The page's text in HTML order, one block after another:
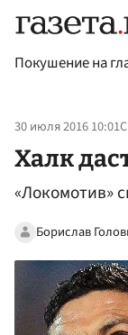
Покушение на
30 июля 2016 10:01
Халк
«Локомотив»
Борислав